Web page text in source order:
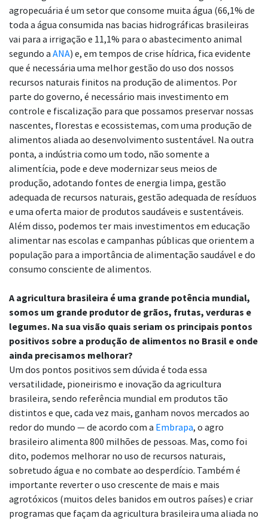
agropecuária é um setor que consome muita água (66,1% de
toda a água consumida nas bacias hidrográficas brasileiras
vai para a irrigação e 11,1% para o abastecimento animal
segundo a ANA) e, em tempos de crise hídrica, fica evidente
que é necessária uma melhor gestão do uso dos nossos
recursos naturais finitos na produção de alimentos. Por
parte do governo, é necessário mais investimento em
controle e fiscalização para que possamos preservar nossas
nascentes, florestas e ecossistemas, com uma produção de
alimentos aliada ao desenvolvimento sustentável. Na outra
ponta, a indústria como um todo, não somente a
alimentícia, pode e deve modernizar seus meios de
produção, adotando fontes de energia limpa, gestão
adequada de recursos naturais, gestão adequada de resíduos
e uma oferta maior de produtos saudáveis e sustentáveis.
Além disso, podemos ter mais investimentos em educação
alimentar nas escolas e campanhas públicas que orientem a
população para a importância de alimentação saudável e do
consumo consciente de alimentos.
A agricultura brasileira é uma grande potência mundial,
somos um grande produtor de grãos, frutas, verduras e
legumes. Na sua visão quais seriam os principais pontos
positivos sobre a produção de alimentos no Brasil e onde
ainda precisamos melhorar?
Um dos pontos positivos sem dúvida é toda essa
versatilidade, pioneirismo e inovação da agricultura
brasileira, sendo referência mundial em produtos tão
distintos e que, cada vez mais, ganham novos mercados ao
redor do mundo — de acordo com a Embrapa, o agro
brasileiro alimenta 800 milhões de pessoas. Mas, como foi
dito, podemos melhorar no uso de recursos naturais,
sobretudo água e no combate ao desperdício. Também é
importante reverter o uso crescente de mais e mais
agrotóxicos (muitos deles banidos em outros países) e criar
programas que façam da agricultura brasileira uma aliada no